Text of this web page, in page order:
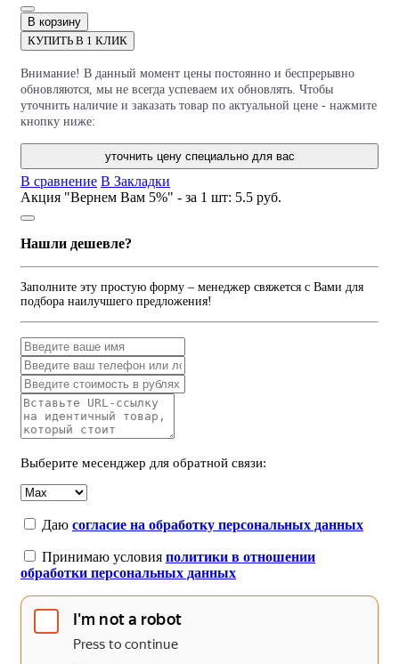
В корзину
КУПИТЬ В 1 КЛИК
Внимание! В данный момент цены постоянно и беспрерывно
обновляются, мы не всегда успеваем их обновлять. Чтобы
уточнить наличие и заказать товар по актуальной цене - нажмите
кнопку ниже:
уточнить цену специально для вас
В сравнение В Закладки
Акция "Вернем Вам 5%" - за 1 шт: 5.5 руб.
Нашли дешевле?
Заполните эту простую форму – менеджер свяжется с Вами для
подбора наилучшего предложения!
Выберите месенджер для обратной связи:
Даю согласие на обработку персональных данных
Принимаю условия политики в отношении
обработки персональных данных